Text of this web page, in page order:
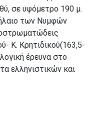
σε υψόμετρο 190 μ.
των Νυμφών
Κ. Κρητιδικού(163,5-
έρευνα στο
ελληνιστικών και